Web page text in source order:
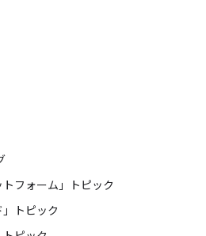
フォーム」トピック
トピック